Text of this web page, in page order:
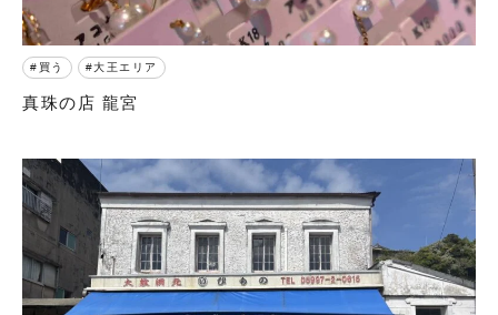
買う 大王エリア
真珠の店 龍宮